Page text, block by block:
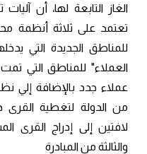
الغاز التابعة لها، أن
تعتمد على ثلاثة أنظمة
للمناطق الجديدة التي
العملاء" للمناطق التي
عملاء جدد بالإضافة إلي
من الدولة لتغطية القرى
لافتين إلى إدراج القرى
والثالثة من المبادرة